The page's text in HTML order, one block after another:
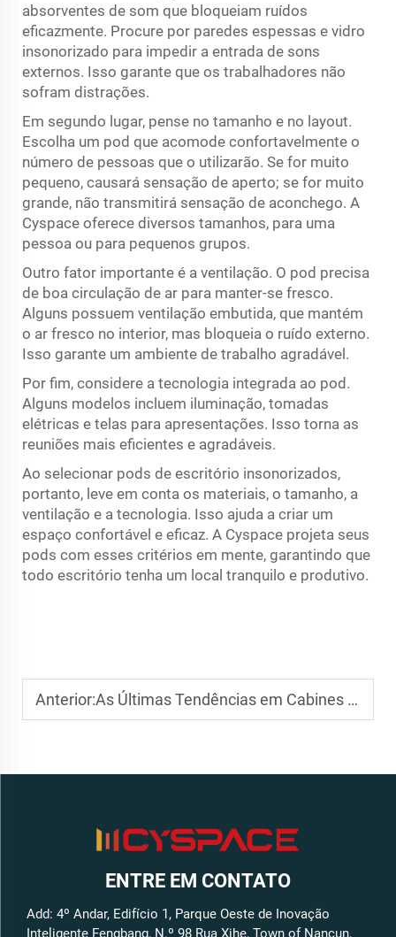
absorventes de som que bloqueiam ruídos
eficazmente. Procure por paredes espessas e vidro
insonorizado para impedir a entrada de sons
externos. Isso garante que os trabalhadores não
sofram distrações.
Em segundo lugar, pense no tamanho e no layout.
Escolha um pod que acomode confortavelmente o
número de pessoas que o utilizarão. Se for muito
pequeno, causará sensação de aperto; se for muito
grande, não transmitirá sensação de aconchego. A
Cyspace oferece diversos tamanhos, para uma
pessoa ou para pequenos grupos.
Outro fator importante é a ventilação. O pod precisa
de boa circulação de ar para manter-se fresco.
Alguns possuem ventilação embutida, que mantém
o ar fresco no interior, mas bloqueia o ruído externo.
Isso garante um ambiente de trabalho agradável.
Por fim, considere a tecnologia integrada ao pod.
Alguns modelos incluem iluminação, tomadas
elétricas e telas para apresentações. Isso torna as
reuniões mais eficientes e agradáveis.
Ao selecionar pods de escritório insonorizados,
portanto, leve em conta os materiais, o tamanho, a
ventilação e a tecnologia. Isso ajuda a criar um
espaço confortável e eficaz. A Cyspace projeta seus
pods com esses critérios em mente, garantindo que
todo escritório tenha um local tranquilo e produtivo.
Anterior:As Últimas Tendências em Cabines Acústicas para Escritórios em Ambientes Corporativos
ENTRE EM CONTATO
Add: 4º Andar, Edifício 1, Parque Oeste de Inovação
Inteligente Fengbang, N.º 98 Rua Xihe, Town of Nancun,